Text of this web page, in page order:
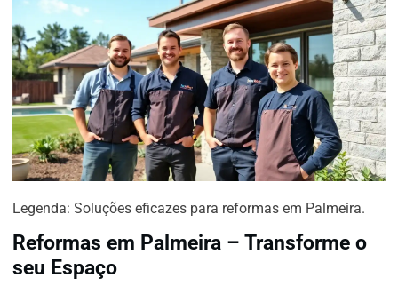
Legenda: Soluções eficazes para reformas em Palmeira.
Reformas em Palmeira – Transforme o
seu Espaço